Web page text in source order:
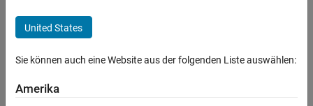
United States
Sie können auch eine Website aus der folgenden Liste auswählen:
Amerika